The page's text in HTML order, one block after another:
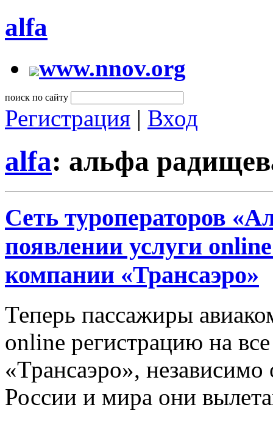
alfa
www.nnov.org
поиск по сайту
Регистрация | Вход
alfa: альфа
Сеть туроператоров
появлении услуги
компании «Трансаэро»
Теперь пассажиры
online регистрацию на
«Трансаэро», независимо
России и мира они